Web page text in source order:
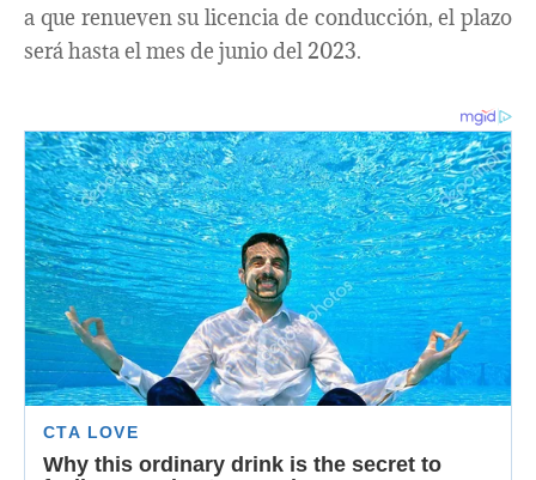
a que renueven su licencia de conducción, el plazo
será hasta el mes de junio del 2023.